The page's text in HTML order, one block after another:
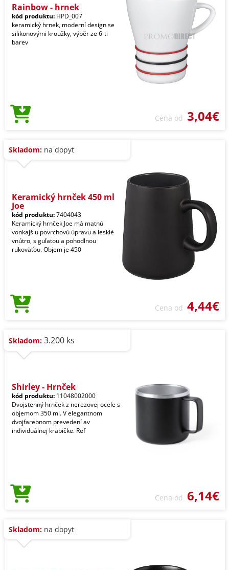
Rainbow - hrnek
kód produktu: HPD_007
keramický hrnek, moderní design se
silikonovými kroužky, výběr ze 6-ti
barev
Cena od 3,04€
Skladom: na dopyt
Keramický hrnček 450 ml
Joe
kód produktu:7404043
Keramický hrnček Joe má matnú
vonkajšiu povrchovú úpravu a lesklé
vnútro, s guľatou a pohodlnou
rukoväťou. Objem je 450
Cena od 4,44€
Skladom: 3.200 ks
Shirley - Hrnček
kód produktu: 11048002000
Dvojstenný hrnček z nerezovej ocele s
objemom 350 ml. V elegantnom
dvojfarebnom prevedení av
individuálnej krabičke. Ref
Cena od 6,14€
Skladom: na dopyt